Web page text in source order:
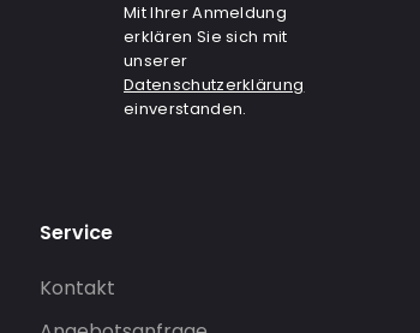
Mit Ihrer Anmeldung
erklären Sie sich mit
unserer
Datenschutzerklärung
einverstanden.
Service
Kontakt